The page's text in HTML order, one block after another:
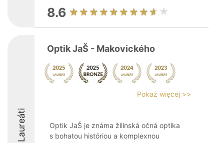
8.6
Laureáti
Optik JaŠ - Makovického
Pokaż więcej >>
Optik JaŠ je známa žilinská očná optika
s bohatou históriou a komplexnou